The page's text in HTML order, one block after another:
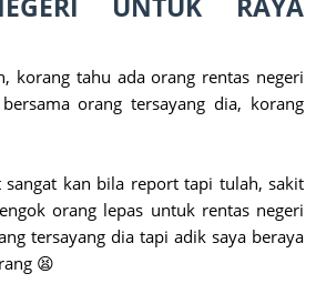
korang tahu ada orang rentas negeri
orang tersayang dia, korang
sangat kan bila report tapi tulah, sakit
orang lepas untuk rentas negeri
tersayang dia tapi adik saya beraya
😫